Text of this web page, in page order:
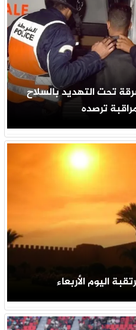
تحت التهديد بالسلاح
ترصده
اليوم الأربعاء